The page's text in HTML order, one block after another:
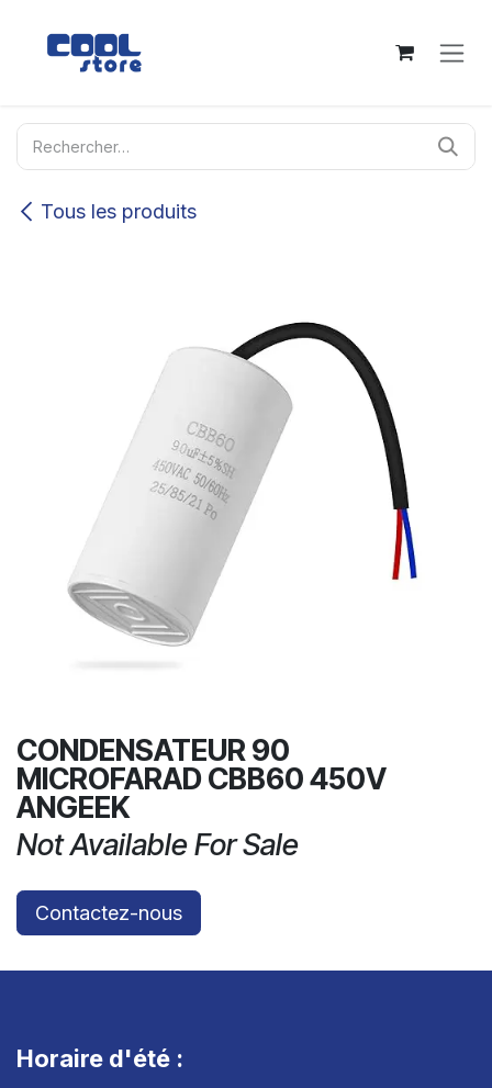
Tous les produits
CONDENSATEUR 90
MICROFARAD CBB60 450V
ANGEEK
Not Available For Sale
Contactez-nous
Horaire d'été :